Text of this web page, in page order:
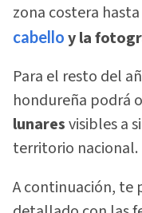
zona costera
cabello y la
Para el resto del
hondureña podrá
lunaresvisibles a
territorio nacional.
A continuación, te